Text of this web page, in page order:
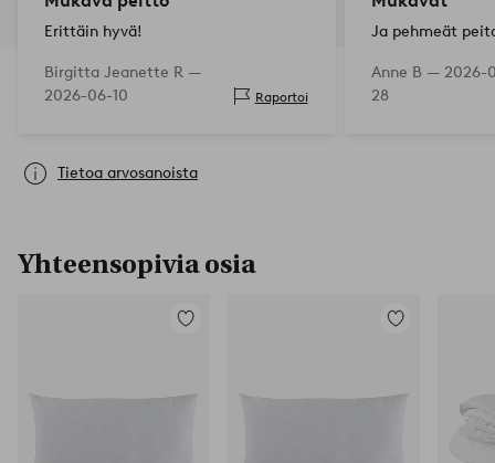
Erittäin hyvä!
Birgitta Jeanette R —
2026-06-10
Raportoi
Ja pehmeät
Anne B — 2026-
28
Tietoa arvosanoista
Yhteensopivia osia
Lisää
Lisää